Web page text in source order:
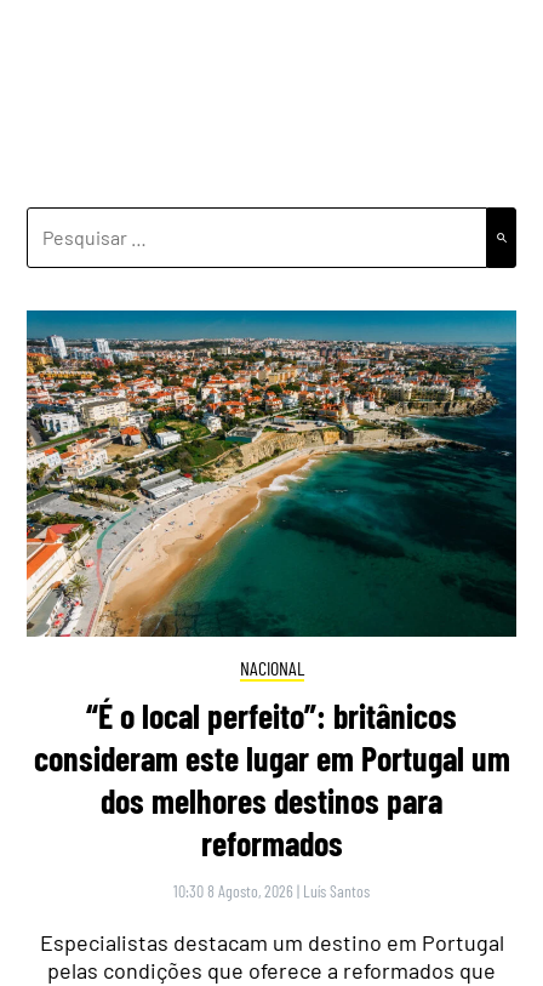
NACIONAL
“É o local perfeito”: britânicos
consideram este lugar em Portugal um
dos melhores destinos para
reformados
10:30 8 Agosto, 2026 | Luís Santos
Especialistas destacam um destino em Portugal
pelas condições que oferece a reformados que